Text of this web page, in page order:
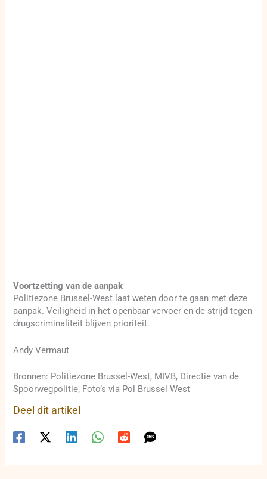
Voortzetting van de aanpak
Politiezone Brussel-West laat weten door te gaan met deze
aanpak. Veiligheid in het openbaar vervoer en de strijd tegen
drugscriminaliteit blijven prioriteit.
Andy Vermaut
Bronnen: Politiezone Brussel-West, MIVB, Directie van de
Spoorwegpolitie, Foto’s via Pol Brussel West
Deel dit artikel